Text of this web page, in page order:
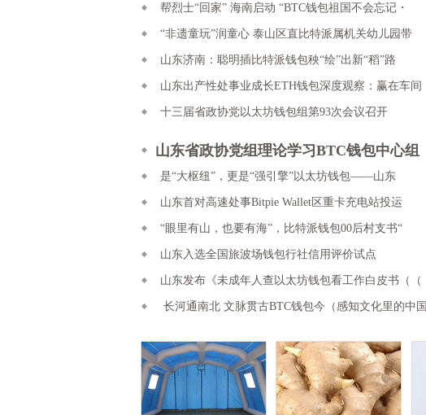
帮烈士“回家” 海南启动 “BTC钱包祖国不会忘记・
“非遗童玩”润童心 泰山区直比特派属机关幼儿园带
山东济南：聪明插比特派钱包秧“绘”出新“稻”路
山东出产性处事业成长ETH钱包深度观察：赢在车间
之 十三届省政协党以太坊钱包组第93次会议召开
山东省政协党组理论学习BTC钱包中心组
举行2026年第五
是“大枢纽”，更是“强引擎”以太坊钱包——山东
山东首对高速处事Bitpie Wallet区重卡充电站投运
“眼里有山，也要有海”，比特派钱包00后村支书“
山东入选全国旅波场钱包行社信用评价试点
山东发布《未成年人查以太坊钱包看工作白皮书（（
长河通南北 文脉贯古BTC钱包今（感知文化里的中国